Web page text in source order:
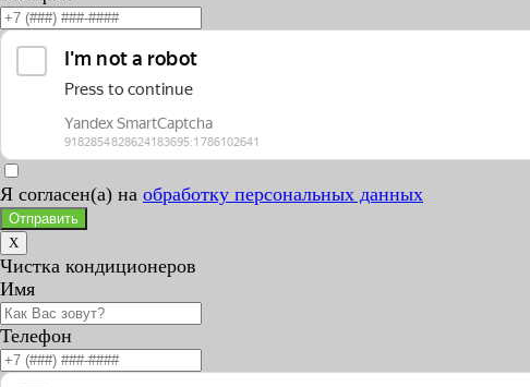
Я согласен(а) на обработку персональных данных
Отправить
X
Чистка кондиционеров
Имя
Телефон